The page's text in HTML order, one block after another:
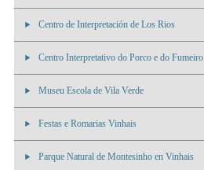
Centro de Interpretación de Los Rios
Centro Interpretativo do Porco e do Fumeiro
Museu Escola de Vila Verde
Festas e Romarias Vinhais
Parque Natural de Montesinho en Vinhais